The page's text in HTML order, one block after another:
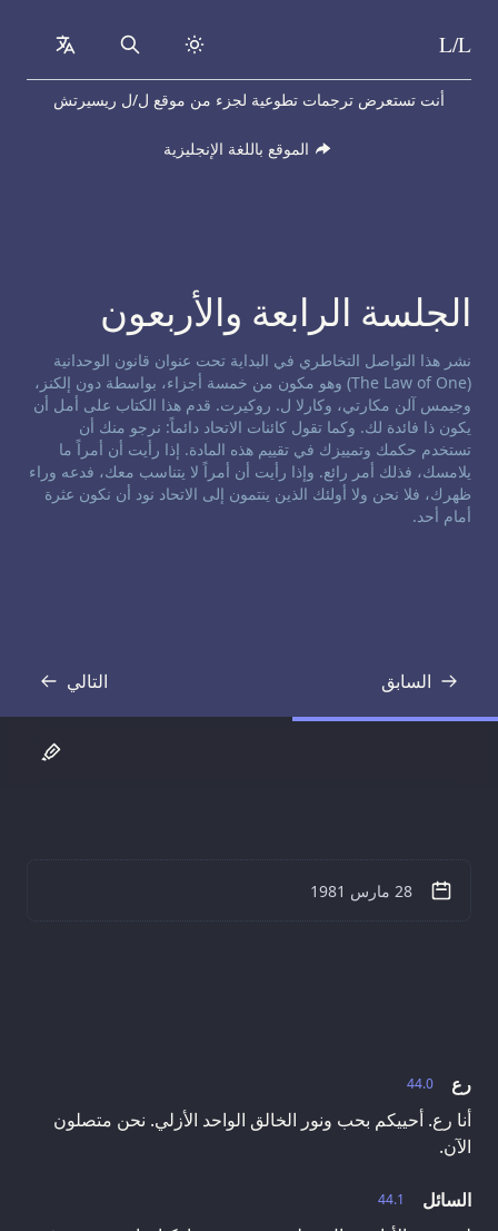
Skip to content
L/L
Search
أنت تستعرض ترجمات تطوعية لجزء من موقع ل/ل ريسيرتش
الموقع باللغة الإنجليزية
الجلسة الرابعة والأربعون
إخلاء مسؤولية حول التواصل التخاطري:
نشر هذا التواصل التخاطري في البداية تحت عنوان قانون الوحدانية
(The Law of One) وهو مكون من خمسة أجزاء، بواسطة دون إلكنز،
وجيمس آلن مكارتي، وكارلا ل. روكيرت. قدم هذا الكتاب على أمل أن
يكون ذا فائدة لك. وكما تقول كائنات الاتحاد دائماً: نرجو منك أن
تستخدم حكمك وتمييزك في تقييم هذه المادة. إذا رأيت أن أمراً ما
يلامسك، فذلك أمر رائع. وإذا رأيت أن أمراً لا يتناسب معك، فدعه وراء
ظهرك، فلا نحن ولا أولئك الذين ينتمون إلى الاتحاد نود أن نكون عثرة
أمام أحد.
السابقنص التالي
نص
44.0
رع
أنا رع. أحييكم بحب ونور الخالق الواحد الأزلي. نحن متصلون
الآن.
44.1
السائل
28 مارس 1981